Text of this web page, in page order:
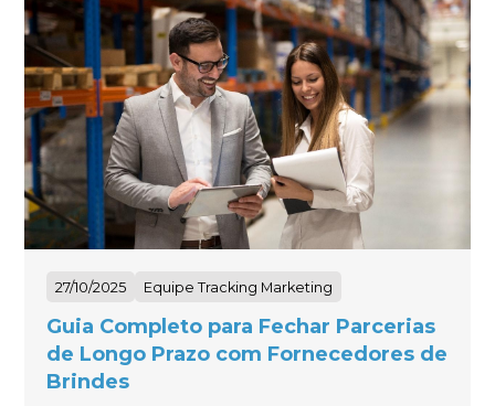
27/10/2025 Equipe Tracking Marketing
Guia Completo para Fechar Parcerias
de Longo Prazo com Fornecedores de
Brindes